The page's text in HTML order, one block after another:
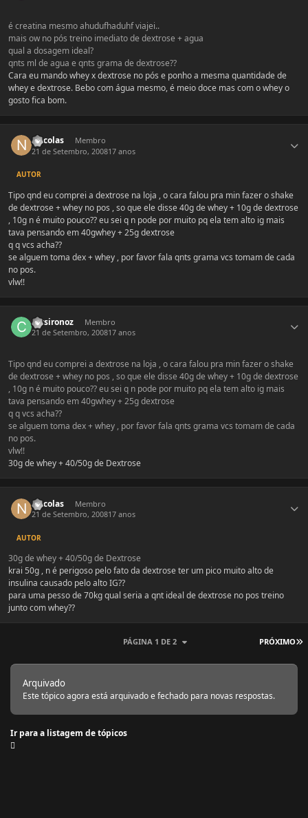
é creatina mesmo ahudufhaduhf viajei..
mais ow no pós treino imediato de dextrose + agua
qual a dosagem ideal?
qnts ml de agua e qnts grama de dextrose??
Cara eu mando whey x dextrose no pós e ponho a mesma quantidade de
whey e dextrose. Bebo com água mesmo, é meio doce mas com o whey o
gosto fica bom.
N1colas
Membro
21 de Setembro, 200817 anos
AUTOR
Tipo qnd eu comprei a dextrose na loja , o cara falou pra min fazer o shake
de dextrose + whey no pos , so que ele disse 40g de whey + 10g de dextrose
, 10g n é muito pouco?? eu sei q n pode por muito pq ela tem alto ig mais
tava pensando em 40gwhey + 25g dextrose
q q vcs acha??
se alguem toma dex + whey , por favor fala qnts grama vcs tomam de cada
no pos.
vlw!!
crysironoz
Membro
21 de Setembro, 200817 anos
Tipo qnd eu comprei a dextrose na loja , o cara falou pra min fazer o shake
de dextrose + whey no pos , so que ele disse 40g de whey + 10g de dextrose
, 10g n é muito pouco?? eu sei q n pode por muito pq ela tem alto ig mais
tava pensando em 40gwhey + 25g dextrose
q q vcs acha??
se alguem toma dex + whey , por favor fala qnts grama vcs tomam de cada
no pos.
vlw!!
30g de whey + 40/50g de Dextrose
N1colas
Membro
21 de Setembro, 200817 anos
AUTOR
30g de whey + 40/50g de Dextrose
krai 50g , n é perigoso pelo fato da dextrose ter um pico muito alto de
insulina causado pelo alto IG??
para uma pesso de 70kg qual seria a qnt ideal de dextrose no pos treino
junto com whey??
PRÓXIMO
PÁGINA 1 DE 2
Arquivado
Este tópico agora está arquivado e fechado para novas respostas.
Ir para a listagem de tópicos